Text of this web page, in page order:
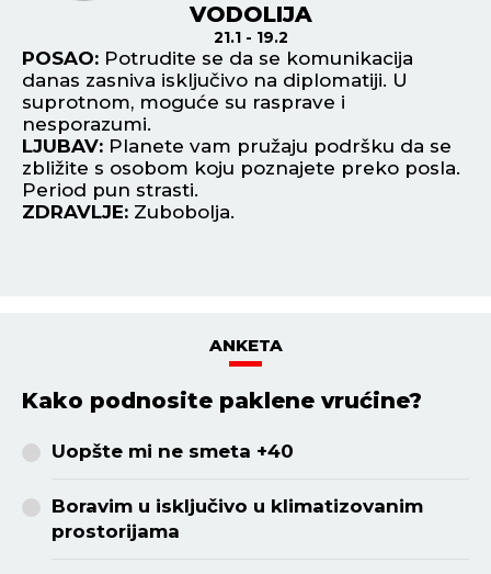
VODOLIJA
21.1 - 19.2
POSAO: Potrudite se da se komunikacija
danas zasniva isključivo na diplomatiji. U
suprotnom, moguće su rasprave i
nesporazumi.
LJUBAV: Planete vam pružaju podršku da se
zbližite s osobom koju poznajete preko posla.
Period pun strasti.
ZDRAVLJE: Zubobolja.
ANKETA
Kako podnosite paklene vrućine?
Uopšte mi ne smeta +40
Boravim u isključivo u klimatizovanim
prostorijama